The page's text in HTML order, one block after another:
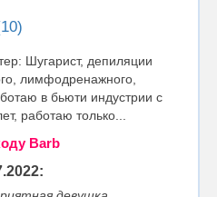
Шугарист, депиляции
лимфодренажного,
в бьюти индустрии с
работаю только...
Barb